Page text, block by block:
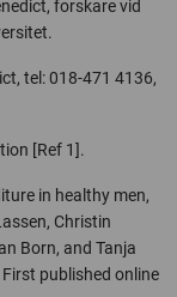
forskare vid
tel: 018-471 4136,
[Ref 1].
in healthy men,
Christin
Born, and Tanja
published online